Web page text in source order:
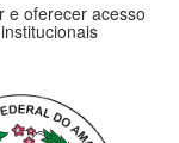
e oferecer acesso